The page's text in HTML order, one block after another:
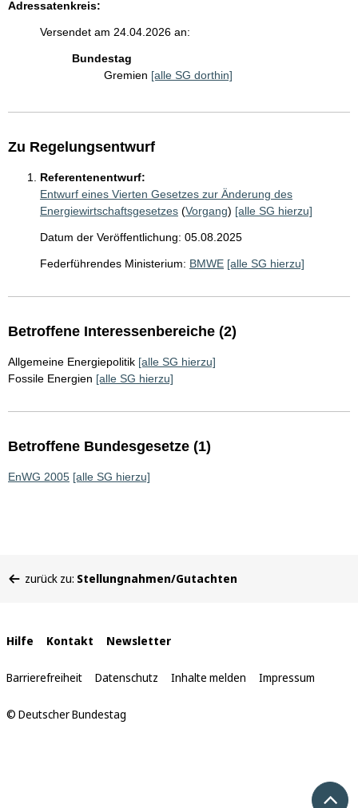
Adressatenkreis:
Versendet am 24.04.2026 an:
Bundestag
Gremien [alle SG dorthin]
Zu Regelungsentwurf
Referentenentwurf:
Entwurf eines Vierten Gesetzes zur Änderung des
Energiewirtschaftsgesetzes (Vorgang) [alle SG hierzu]
Datum der Veröffentlichung: 05.08.2025
Federführendes Ministerium: BMWE [alle SG hierzu]
Betroffene Interessenbereiche (2)
Allgemeine Energiepolitik [alle SG hierzu]
Fossile Energien [alle SG hierzu]
Betroffene Bundesgesetze (1)
EnWG 2005 [alle SG hierzu]
befinden
zurück zu: Stellungnahmen/Gutachten
Interne
Links
Hilfe Kontakt Newsletter
Barrierefreiheit Datenschutz Inhalte melden Impressum
© Deutscher Bundestag